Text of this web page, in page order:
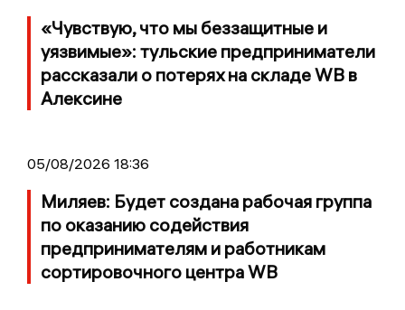
«Чувствую, что мы беззащитные и
уязвимые»: тульские предприниматели
рассказали о потерях на складе WB в
Алексине
05/08/2026 18:36
Миляев: Будет создана рабочая группа
по оказанию содействия
предпринимателям и работникам
сортировочного центра WB